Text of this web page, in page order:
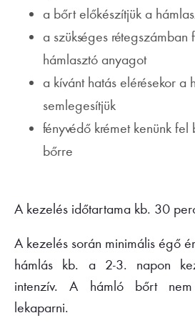
a bőrt előkészítjük a
a szükséges
hámlasztó anyagot
a kívánt hatás elérésekor a
semlegesítjük
fényvédő krémet kenünk
bőrre
A kezelés időtartama kb. 30
A kezelés során minimális égő
hámlás kb. a 2-3. napon
intenzív. A hámló bőrt
lekaparni.